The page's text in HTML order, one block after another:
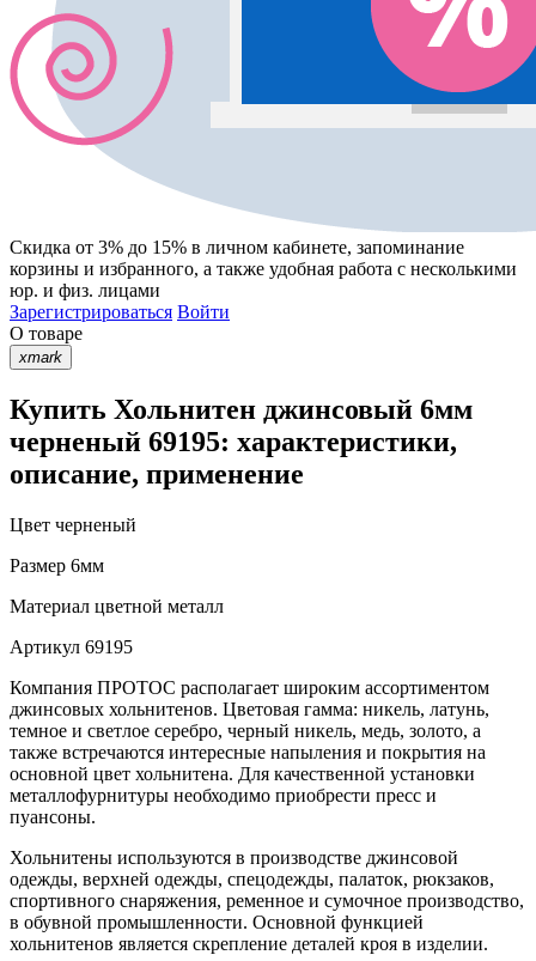
Скидка от 3% до 15% в личном кабинете, запоминание
корзины и избранного, а также удобная работа с несколькими
юр. и физ. лицами
Зарегистрироваться Войти
О товаре
xmark
Купить Хольнитен джинсовый 6мм
черненый 69195: характеристики,
описание, применение
Цвет черненый
Размер 6мм
Материал цветной металл
Артикул 69195
Компания ПРОТОС располагает широким ассортиментом
джинсовых хольнитенов. Цветовая гамма: никель, латунь,
темное и светлое серебро, черный никель, медь, золото, а
также встречаются интересные напыления и покрытия на
основной цвет хольнитена. Для качественной установки
металлофурнитуры необходимо приобрести пресс и
пуансоны.
Хольнитены используются в производстве джинсовой
одежды, верхней одежды, спецодежды, палаток, рюкзаков,
спортивного снаряжения, ременное и сумочное производство,
в обувной промышленности. Основной функцией
хольнитенов является скрепление деталей кроя в изделии.